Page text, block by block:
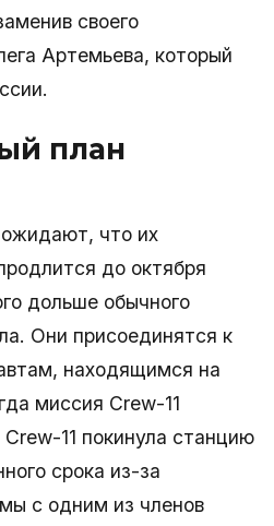
своего
Артемьева, который
план
что их
до октября
дольше обычного
Они присоединятся к
находящимся на
миссия Crew-11
11 покинула станцию
срока из-за
с одним из членов